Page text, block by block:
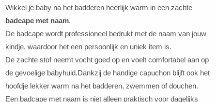
Wikkel je baby na het badderen heerlijk warm in een zachte
badcape met naam.
De badcape wordt professioneel bedrukt met de naam van jouw
kindje, waardoor het een persoonlijk en uniek item is.
De zachte stof neemt vocht goed op en voelt comfortabel aan op
de gevoelige babyhuid.Dankzij de handige capuchon blijft ook het
hoofdje lekker warm na het badderen, zwemmen of douchen.
Een badcape met naam is niet alleen praktisch voor dagelijks